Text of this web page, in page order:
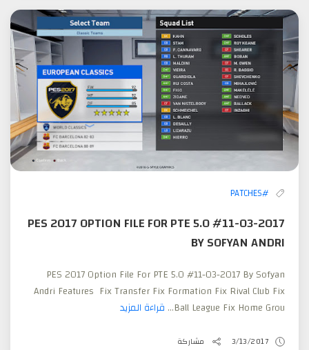
#PATCHES
PES 2017 OPTION FILE FOR PTE 5.0 #11-03-2017
BY SOFYAN ANDRI
PES 2017 Option File For PTE 5.0 #11-03-2017 By Sofyan
Andri Features Fix Transfer Fix Formation Fix Rival Club Fix
Ball League Fix Home Grou... قراءة المزيد
3/13/2017 مشاركة